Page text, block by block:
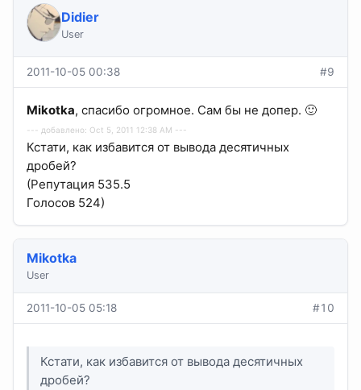
Didier
User
2011-10-05 00:38 #9
Mikotka, спасибо огромное. Сам бы не допер. 🙂
--- добавлено: Oct 5, 2011 12:38 AM ---
Кстати, как избавится от вывода десятичных
дробей?
(Репутация 535.5
Голосов 524)
Mikotka
User
2011-10-05 05:18 #10
Кстати, как избавится от вывода десятичных
дробей?